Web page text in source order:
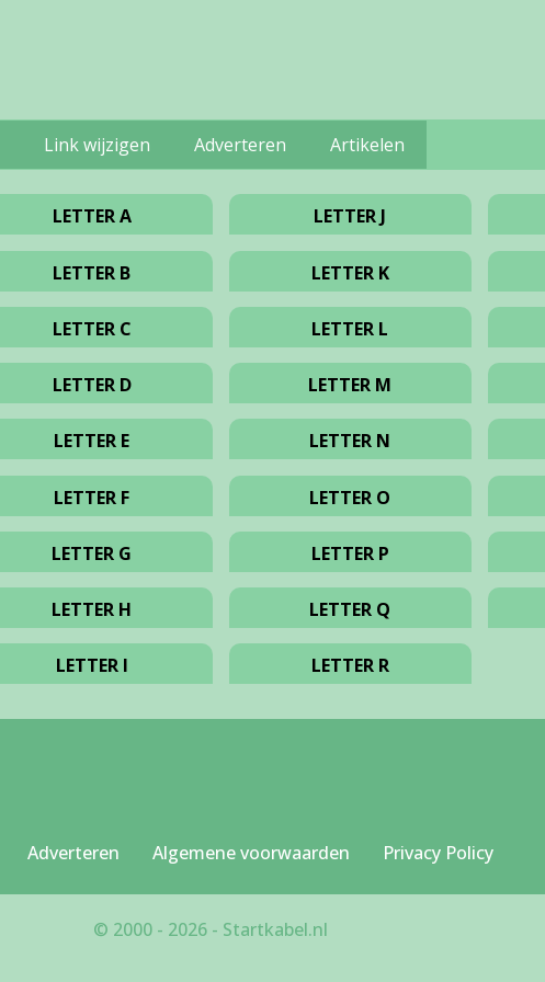
Link wijzigen Adverteren Artikelen
LETTER A
LETTER B
LETTER C
LETTER D
LETTER E
LETTER F
LETTER G
LETTER H
LETTER I
LETTER J
LETTER K
LETTER L
LETTER M
LETTER N
LETTER O
LETTER P
LETTER Q
LETTER R
Adverteren Algemene voorwaarden Privacy Policy
© 2000 - 2026 - Startkabel.nl